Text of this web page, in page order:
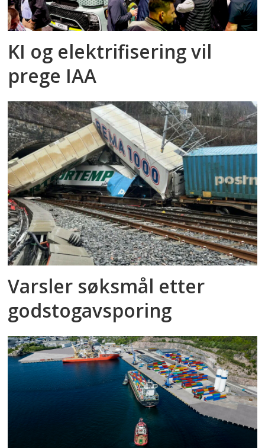
KI og elektrifisering vil
prege IAA
Varsler søksmål etter
godstog­avsporing